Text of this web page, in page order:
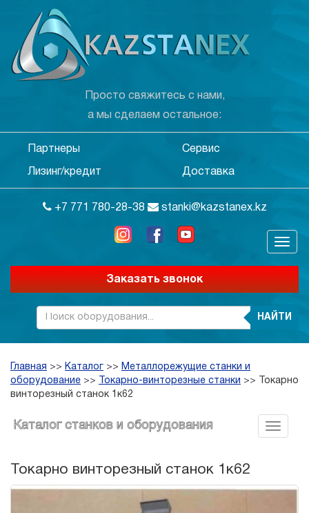
Просто свяжитесь с нами,
а мы сделаем остальное:
Партнеры Сервис
Лизинг/кредит Доставка
+7 771 780-28-38 stanki@kazstanex.kz
Заказать звонок
НАЙТИ
Главная >> Каталог >> Металлорежущие станки и
оборудование >> Токарно-винторезные станки >>
Токарно
винторезный станок 1к62
Каталог станков и оборудования
Токарно винторезный станок 1к62